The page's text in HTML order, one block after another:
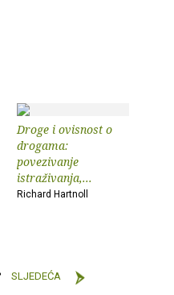
Droge i ovisnost o
drogama:
povezivanje
istraživanja,...
Richard Hartnoll
SLJEDEĆA